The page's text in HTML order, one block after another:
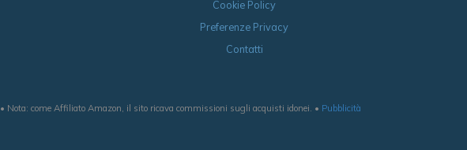
Cookie Policy
Preferenze Privacy
Contatti
• Nota: come Affiliato Amazon, il sito ricava commissioni sugli acquisti idonei. • Pubblicità